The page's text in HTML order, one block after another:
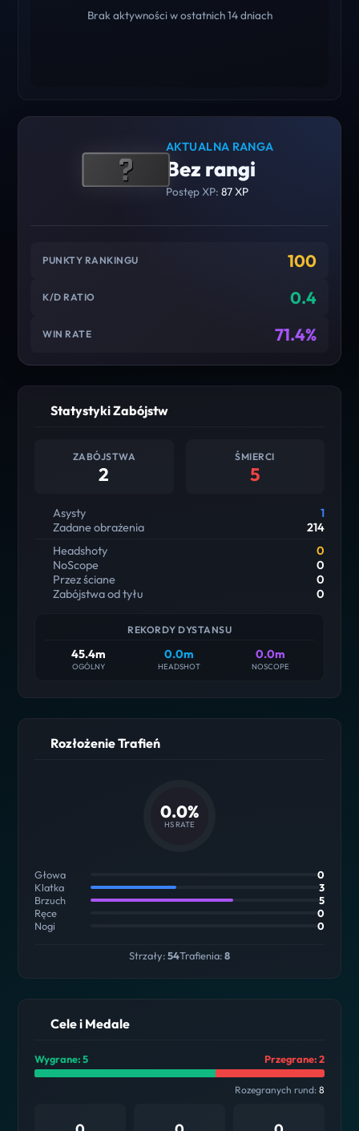
Brak aktywności w ostatnich 14 dniach
AKTUALNA RANGA
Bez rangi
Postęp XP: 87 XP
PUNKTY RANKINGU 100
K/D RATIO 0.4
WIN RATE 71.4%
Statystyki Zabójstw
ZABÓJSTWA
2
ŚMIERCI
5
Asysty
1
Zadane obrażenia
214
Headshoty
0
NoScope
0
Przez ściane
0
Zabójstwa od tyłu
0
REKORDY DYSTANSU
45.4m
OGÓLNY
0.0m
HEADSHOT
0.0m
NOSCOPE
Rozłożenie Trafień
0.0%
HS RATE
Głowa
0
Klatka
3
Brzuch
5
Ręce
0
Nogi
0
Strzały:54Trafienia:8
Cele i Medale
Wygrane: 5 Przegrane: 2
Rozegranych rund: 8